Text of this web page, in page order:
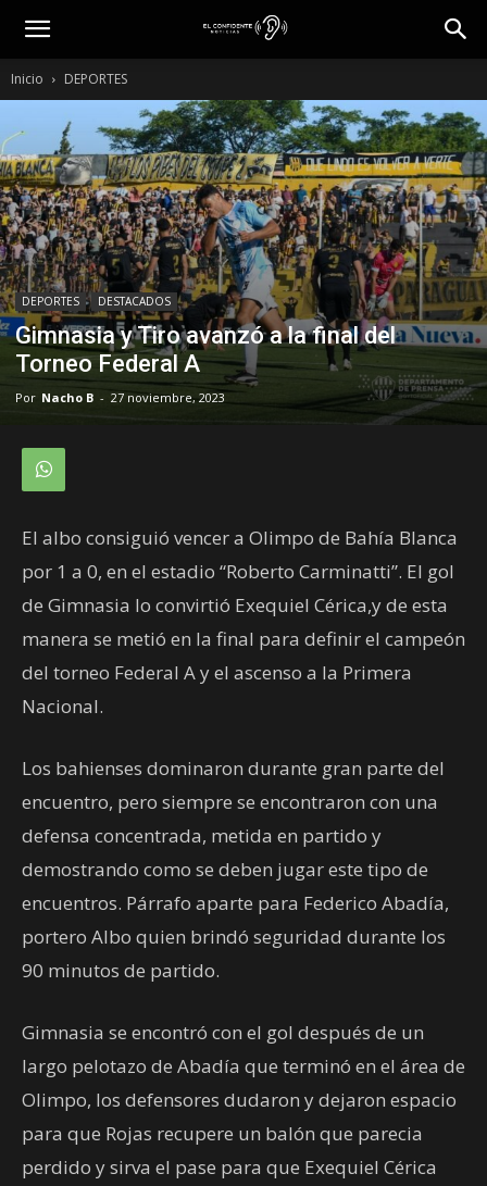
Inicio DEPORTES
DEPORTES DESTACADOS
Gimnasia y Tiro avanzó a la final del
Torneo Federal A
Por Nacho B - 27 noviembre, 2023
El albo consiguió vencer a Olimpo de Bahía Blanca
por 1 a 0, en el estadio “Roberto Carminatti”. El gol
de Gimnasia lo convirtió Exequiel Cérica,y de esta
manera se metió en la final para definir el campeón
del torneo Federal A y el ascenso a la Primera
Nacional.
Los bahienses dominaron durante gran parte del
encuentro, pero siempre se encontraron con una
defensa concentrada, metida en partido y
demostrando como se deben jugar este tipo de
encuentros. Párrafo aparte para Federico Abadía,
portero Albo quien brindó seguridad durante los
90 minutos de partido.
Gimnasia se encontró con el gol después de un
largo pelotazo de Abadía que terminó en el área de
Olimpo, los defensores dudaron y dejaron espacio
para que Rojas recupere un balón que parecia
perdido y sirva el pase para que Exequiel Cérica